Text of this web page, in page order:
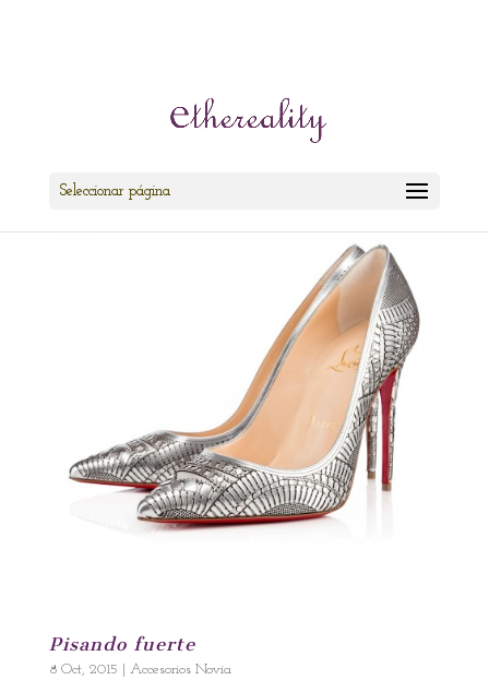
Seleccionar página
Pisando fuerte
8 Oct, 2015 Accesorios Novia